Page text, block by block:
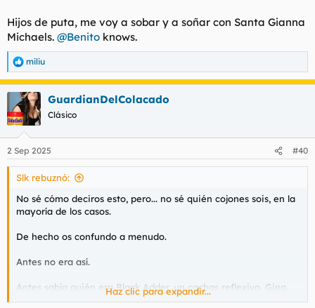
Hijos de puta, me voy a sobar y a soñar con Santa Gianna
Michaels. @Benito knows.
R
e
a
c
i
e
s
miliu
GuardianDelColacado
Clásico
2 Sep 2025 #40
Slk rebuznó:
No sé cómo deciros esto, pero... no sé quién cojones sois, en la
mayoría de los casos.
De hecho os confundo a menudo.
Antes no era así.
Antes sabía quién era Black Adder, un cachas reflexivo. Gina,
una tía buena leída. Moporday, un inglés cara monguer adicto
Haz clic para expandir...